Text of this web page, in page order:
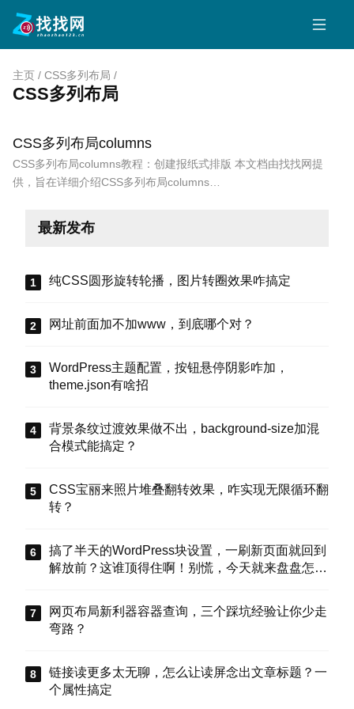
主页 / CSS多列布局 /
CSS多列布局
CSS多列布局columns
CSS多列布局columns教程：创建报纸式排版 本文档由找找网提
供，旨在详细介绍CSS多列布局columns…
最新发布
纯CSS圆形旋转轮播，图片转圈效果咋搞定
网址前面加不加www，到底哪个对？
WordPress主题配置，按钮悬停阴影咋加，
theme.json有啥招
背景条纹过渡效果做不出，background-size加混
合模式能搞定？
CSS宝丽来照片堆叠翻转效果，咋实现无限循环翻
转？
搞了半天的WordPress块设置，一刷新页面就回到
解放前？这谁顶得住啊！别慌，今天就来盘盘怎么
车”。
网页布局新利器容器查询，三个踩坑经验让你少走
弯路？
链接读更多太无聊，怎么让读屏念出文章标题？一
个属性搞定